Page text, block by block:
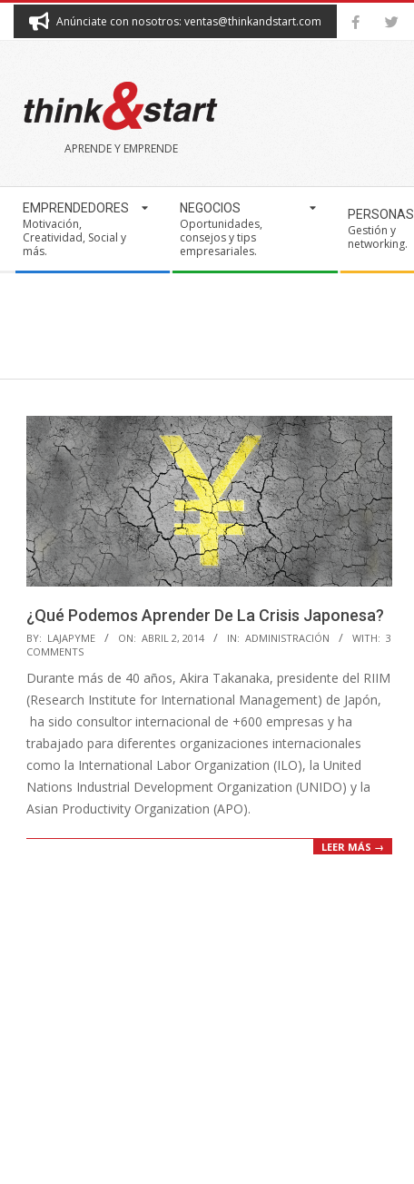
Anúnciate con nosotros: ventas@thinkandstart.com
THINK&START
APRENDE Y EMPRENDE
Navigation
Menu
EMPRENDEDORES
Motivación,
Creatividad, Social y
más.
NEGOCIOS
Oportunidades,
consejos y tips
empresariales.
PERSONAS
Gestión y
networking.
¿Qué Podemos Aprender De La Crisis Japonesa?
2014-
04-
02
BY: LAJAPYME ON: ABRIL 2, 2014 IN: ADMINISTRACIÓN WITH: 3
COMMENTS
Durante más de 40 años, Akira Takanaka, presidente del RIIM
(Research Institute for International Management) de Japón,
ha sido consultor internacional de +600 empresas y ha
trabajado para diferentes organizaciones internacionales
como la International Labor Organization (ILO), la United
Nations Industrial Development Organization (UNIDO) y la
Asian Productivity Organization (APO).
LEER MÁS →